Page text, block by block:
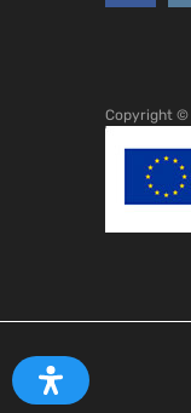
Copyright ©